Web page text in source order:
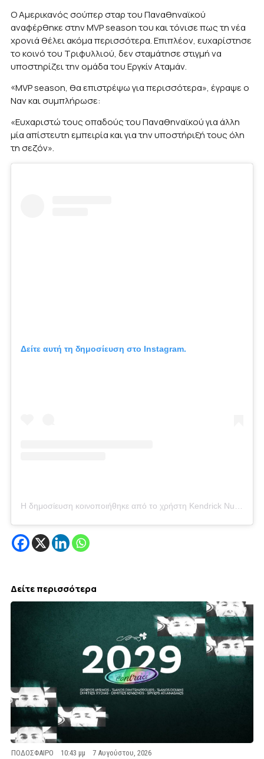
Ο Αμερικανός σούπερ σταρ του Παναθηναϊκού
αναφέρθηκε στην MVP season του και τόνισε πως τη νέα
χρονιά θέλει ακόμα περισσότερα. Επιπλέον, ευχαρίστησε
το κοινό του Τριφυλλιού, δεν σταμάτησε στιγμή να
υποστηρίζει την ομάδα του Εργκίν Αταμάν.
«MVP season, θα επιστρέψω για περισσότερα», έγραψε ο
Ναν και συμπλήρωσε:
«Ευχαριστώ τους οπαδούς του Παναθηναϊκού για άλλη
μία απίστευτη εμπειρία και για την υποστήριξή τους όλη
τη σεζόν».
Δείτε αυτή τη δημοσίευση στο Instagram.
Δείτε περισσότερα
ΠΟΔΟΣΦΑΙΡΟ 10:43 μμ 7 Αυγούστου, 2026